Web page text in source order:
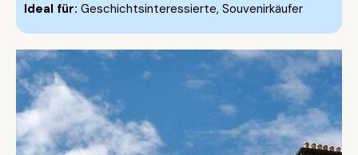
Ideal für: Geschichtsinteressierte, Souvenirkäufer